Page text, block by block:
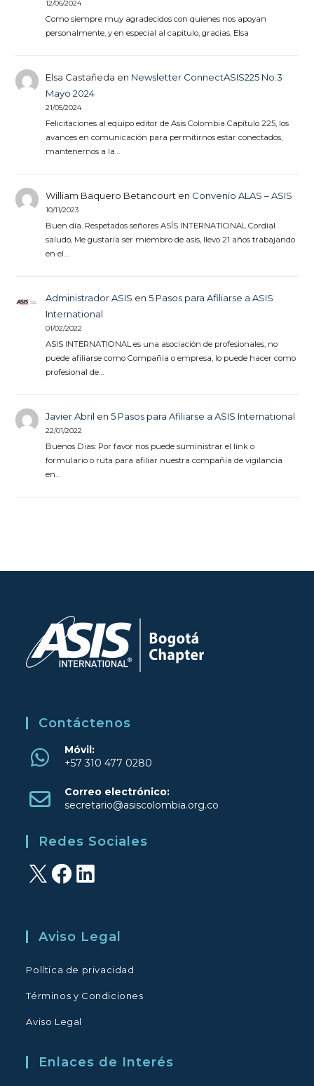
12/06/2024
Como siempre muy agradecidos con quienes nos apoyan
personalmente, y en especial al capitulo, gracias, Elsa
Elsa Castañeda en Newsletter ConnectASIS225 No.3
Mayo 2024
21/05/2024
Felicitaciones al equipo editor de Asis Colombia Capítulo 225, los
avances en comunicación para permitirnos estar conectados,
mantenernos a la…
William Baquero Betancourt en Convenio ALAS – ASIS
10/11/2023
Buen día. Respetados señores ASÍS INTERNATIONAL Cordial
saludo, Me gustaría ser miembro de asís, llevo 21 años trabajando
en el…
Administrador ASIS en 5 Pasos para Afiliarse a ASIS
International
01/02/2022
ASIS INTERNATIONAL es una asociación de profesionales, no
puede afiliarse como Compañia o empresa, lo puede hacer como
profesional de…
Javier Abril en 5 Pasos para Afiliarse a ASIS International
22/01/2022
Buenos Dias: Por favor nos puede suministrar el link o
formulario o ruta para afiliar nuestra compañía de vigilancia
en…
Contáctenos
Móvil:
+57 310 477 0280
abre
en
nueva
pestaña
Correo electrónico:
secretario@asiscolombia.org.co
Redes Sociales
X FacebookLinkedIn
Aviso Legal
Política de privacidad
Términos y Condiciones
Aviso Legal
Enlaces de Interés